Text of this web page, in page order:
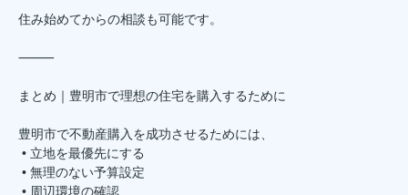
住み始めてからの相談も可能です。
⸻
まとめ｜豊明市で理想の住宅を購入するために
豊明市で不動産購入を成功させるためには、
• 立地を最優先にする
• 無理のない予算設定
• 周辺環境の確認